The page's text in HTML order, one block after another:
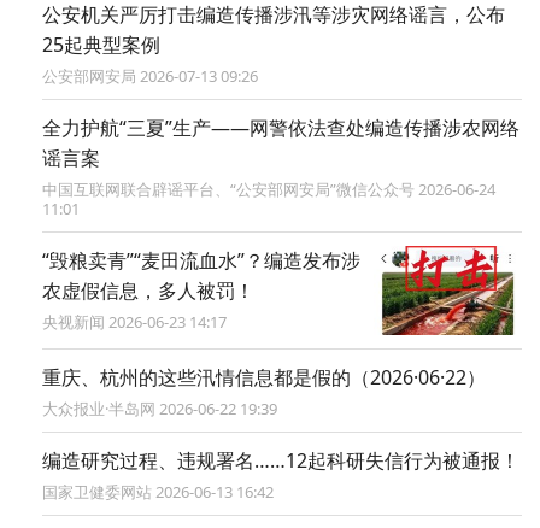
公安机关严厉打击编造传播涉汛等涉灾网络谣言，公布
25起典型案例
公安部网安局 2026-07-13 09:26
全力护航“三夏”生产——网警依法查处编造传播涉农网络
谣言案
中国互联网联合辟谣平台、“公安部网安局”微信公众号 2026-06-24
11:01
“毁粮卖青”“麦田流血水”？编造发布涉
农虚假信息，多人被罚！
央视新闻 2026-06-23 14:17
重庆、杭州的这些汛情信息都是假的（2026·06·22）
大众报业·半岛网 2026-06-22 19:39
编造研究过程、违规署名……12起科研失信行为被通报！
国家卫健委网站 2026-06-13 16:42